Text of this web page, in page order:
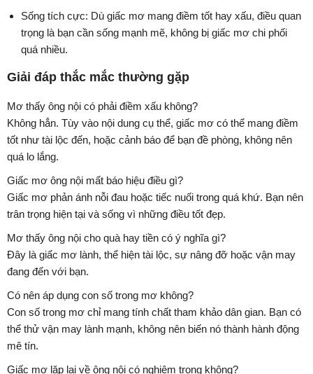
Sống tích cực: Dù giấc mơ mang điềm tốt hay xấu, điều quan
trọng là bạn cần sống mạnh mẽ, không bị giấc mơ chi phối
quá nhiều.
Giải đáp thắc mắc thường gặp
Mơ thấy ông nội có phải điềm xấu không?
Không hẳn. Tùy vào nội dung cụ thể, giấc mơ có thể mang điềm
tốt như tài lộc đến, hoặc cảnh báo để bạn đề phòng, không nên
quá lo lắng.
Giấc mơ ông nội mất báo hiệu điều gì?
Giấc mơ phản ánh nỗi đau hoặc tiếc nuối trong quá khứ. Bạn nên
trân trọng hiện tại và sống vì những điều tốt đẹp.
Mơ thấy ông nội cho quà hay tiền có ý nghĩa gì?
Đây là giấc mơ lành, thể hiện tài lộc, sự nâng đỡ hoặc vận may
đang đến với bạn.
Có nên áp dụng con số trong mơ không?
Con số trong mơ chỉ mang tính chất tham khảo dân gian. Bạn có
thể thử vận may lành mạnh, không nên biến nó thành hành động
mê tín.
Giấc mơ lặp lại về ông nội có nghiêm trọng không?